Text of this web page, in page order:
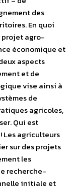
des
En quoi
projet agro-
économique et
aspects
et de
vise ainsi à
de
agricoles,
Qui est
Les agriculteurs
sur des projets
les
recherche-
initiale et